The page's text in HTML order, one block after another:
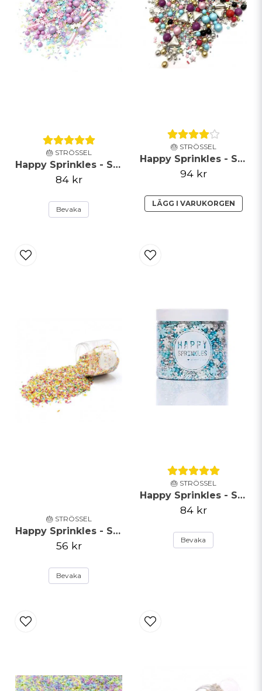
🎂 STRÖSSEL
Happy Sprinkles - Strössel - Pastel Vibes - 90g
84 kr
Bevaka
🎂 STRÖSSEL
Happy Sprinkles - Strössel - Celebrations - 90g
94 kr
LÄGG I VARUKORGEN
🎂 STRÖSSEL
Happy Sprinkles - Strössel - Rainbow Strands - 90g
56 kr
Bevaka
🎂 STRÖSSEL
Happy Sprinkles - Strössel - Frost Queen - 90g
84 kr
Bevaka
Skicka fråga